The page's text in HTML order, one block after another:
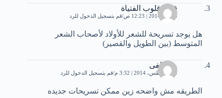
قاهر قلوب الفتياة
5 مايو، 2014 | 12:23 ص قم بتسجيل الدخول للرد
هل يوجد تسريحة للشعر للأولاد لأصحاب الشعر
المتوسط (بين الطويل والقصير)
مصطفى
30 أغسطس، 2014 | 3:32 م قم بتسجيل الدخول للرد
الطريقه مش واضحه زين ممكن تسريحات جديده